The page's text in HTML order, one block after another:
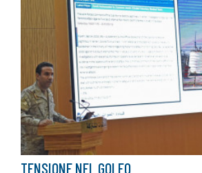
TENSIONE NEL GOLFO